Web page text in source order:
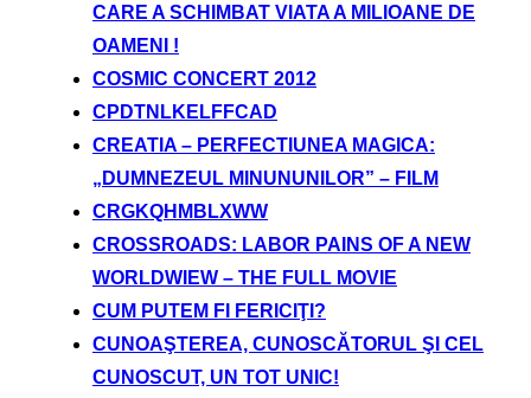
CARE A SCHIMBAT VIATA A MILIOANE DE
OAMENI !
COSMIC CONCERT 2012
CPDTNLKELFFCAD
CREATIA – PERFECTIUNEA MAGICA:
„DUMNEZEUL MINUNUNILOR” – FILM
CRGKQHMBLXWW
CROSSROADS: LABOR PAINS OF A NEW
WORLDWIEW – THE FULL MOVIE
CUM PUTEM FI FERICIŢI?
CUNOAŞTEREA, CUNOSCĂTORUL ŞI CEL
CUNOSCUT, UN TOT UNIC!